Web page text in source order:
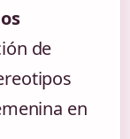
de
en